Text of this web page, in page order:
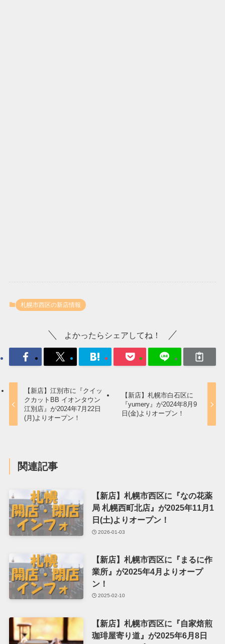
札幌市西区の新店情報
よかったらシェアしてね！
【新店】江別市に『クイッ
クカットBB イオンタウン
江別店』が2024年7月22日
(月)よりオープン！
【新店】札幌市白石区に
『yumery』が2024年8月9
日(金)よりオープン！
関連記事
【新店】札幌市西区に『なの花薬
局 札幌西町北店』が2025年11月1
日(土)よりオープン！
2026-01-03
【新店】札幌市西区に『まるに作
業所』が2025年4月よりオープ
ン！
2025-02-10
【新店】札幌市西区に『自家焙煎
珈琲屋寄り道』が2025年6月8日